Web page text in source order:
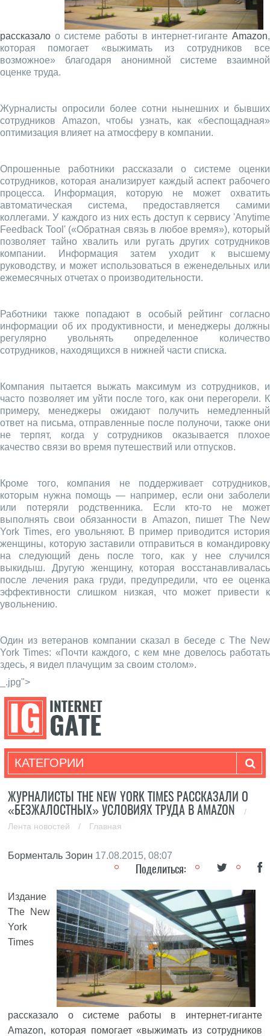
рассказало о системе работы в интернет-гиганте Amazon,
которая помогает «выжимать из сотрудников все
возможное» благодаря анонимной системе взаимной
оценке труда.
Журналисты опросили более сотни нынешних и бывших
сотрудников Amazon, чтобы узнать, как «беспощадная»
оптимизация влияет на атмосферу в компании.
Опрошенные работники рассказали о системе оценки
сотрудников, которая анализирует каждый аспект рабочего
процесса. Информация, которую не может охватить
автоматическая система, предоставляется самими
коллегами. У каждого из них есть доступ к сервису 'Anytime
Feedback Tool' («Обратная связь в любое время»), который
позволяет тайно хвалить или ругать других сотрудников
компании. Информация затем уходит к высшему
руководству, и может использоваться в еженедельных или
ежемесячных отчетах о производительности.
Работники также попадают в особый рейтинг согласно
информации об их продуктивности, и менеджеры должны
регулярно увольнять определенное количество
сотрудников, находящихся в нижней части списка.
Компания пытается выжать максимум из сотрудников, и
часто позволяет им уйти после того, как они перегорели. К
примеру, менеджеры ожидают получить немедленный
ответ на письма, отправленные после полуночи, также они
не терпят, когда у сотрудников оказывается плохое
качество связи во время путешествий или отпусков.
Кроме того, компания не поддерживает сотрудников,
которым нужна помощь — например, если они заболели
или потеряли родственника. Если кто-то не может
выполнять свои обязанности в Amazon, пишет The New
York Times, его увольняют. В пример приводится история
женщины, которую заставили отправиться в командировку
на следующий день после того, как у нее случился
выкидыш. Другую женщину, которая восстанавливалась
после лечения рака груди, предупредили, что ее оценка
эффективности слишком низкая, что может привести к
увольнению.
Один из ветеранов компании сказал в беседе с The New
York Times: «Почти каждого, с кем мне довелось работать
здесь, я видел плачущим за своим столом».
_.jpg">
КАТЕГОРИИ
ЖУРНАЛИСТЫ THE NEW YORK TIMES РАССКАЗАЛИ О
«БЕЗЖАЛОСТНЫХ» УСЛОВИЯХ ТРУДА В AMAZON
/
Лента новостей
/ Главная
Борменталь Зорин 17.08.2015, 08:07
Поделиться:
Издание
The New
York
Times
рассказало о системе работы в интернет-гиганте
Amazon, которая помогает «выжимать из сотрудников